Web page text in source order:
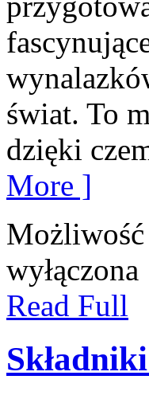
świat. To
dzięki
More ]
wyłączona
Read Full